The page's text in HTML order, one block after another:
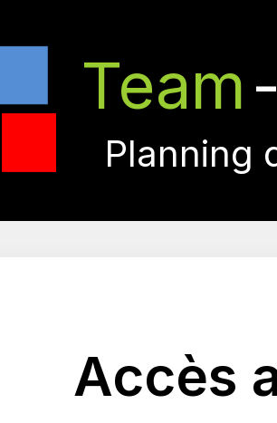
Team
Planning
Accès